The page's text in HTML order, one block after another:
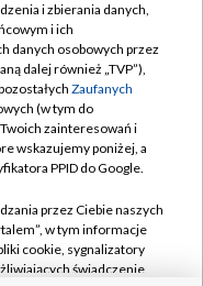
i zbierania danych,
i ich
danych osobowych przez
dalej również „TVP”),
Zaufanych
(w tym do
zainteresowań i
wskazujemy poniżej, a
PPID do Google.
przez Ciebie naszych
w tym informacje
cookie, sygnalizatory
świadczenie